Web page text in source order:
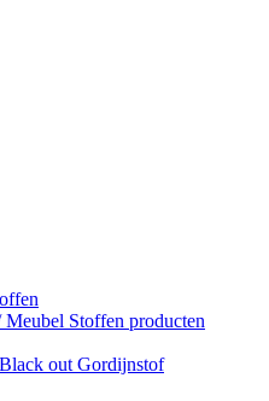
Stoffen producten
out Gordijnstof